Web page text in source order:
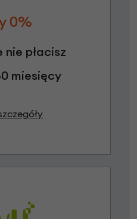
0%
nie płacisz
miesięcy